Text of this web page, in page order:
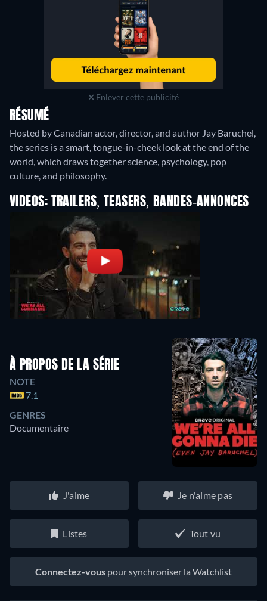
Enlever cette publicité
RÉSUMÉ
Hosted by Canadian actor, director, and author Jay Baruchel,
the series is a smart, tongue-in-cheek look at the end of the
world, which draws together science, psychology, pop
culture, and philosophy.
VIDEOS: TRAILERS, TEASERS, BANDES-ANNONCES
À PROPOS DE LA SÉRIE
NOTE
7.1
GENRES
Documentaire
J'aime Je n'aime pas
Listes Tout vu
Connectez-vous pour synchroniser la Watchlist